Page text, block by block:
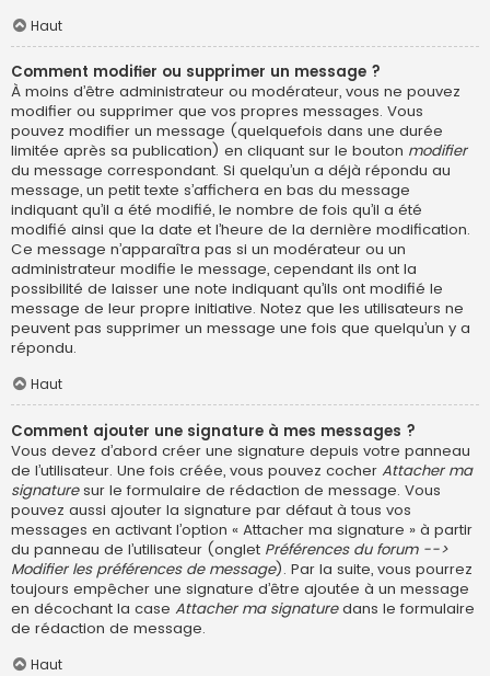
Haut
Comment modifier ou supprimer un message ?
À moins d’être administrateur ou modérateur, vous ne pouvez
modifier ou supprimer que vos propres messages. Vous
pouvez modifier un message (quelquefois dans une durée
limitée après sa publication) en cliquant sur le bouton modifier
du message correspondant. Si quelqu’un a déjà répondu au
message, un petit texte s’affichera en bas du message
indiquant qu’il a été modifié, le nombre de fois qu’il a été
modifié ainsi que la date et l’heure de la dernière modification.
Ce message n’apparaîtra pas si un modérateur ou un
administrateur modifie le message, cependant ils ont la
possibilité de laisser une note indiquant qu’ils ont modifié le
message de leur propre initiative. Notez que les utilisateurs ne
peuvent pas supprimer un message une fois que quelqu’un y a
répondu.
Haut
Comment ajouter une signature à mes messages ?
Vous devez d’abord créer une signature depuis votre panneau
de l’utilisateur. Une fois créée, vous pouvez cocher Attacher ma
signaturesur le formulaire de rédaction de message. Vous
pouvez aussi ajouter la signature par défaut à tous vos
messages en activant l’option « Attacher ma signature » à partir
du panneau de l’utilisateur (onglet Préférences du forum -->
Modifier les préférences de message). Par la suite, vous pourrez
toujours empêcher une signature d’être ajoutée à un message
en décochant la case Attacher ma signaturedans le formulaire
de rédaction de message.
Haut